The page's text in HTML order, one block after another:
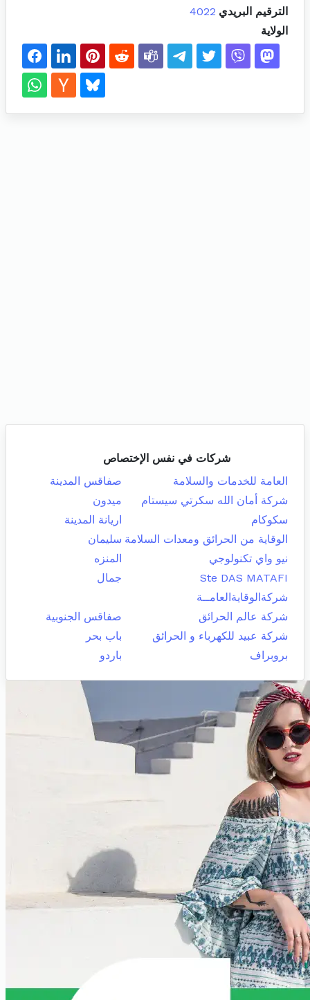
الترقيم البريدي 4022
الولاية
شركات في نفس الإختصاص
العامة للخدمات والسلامة
صفاقس المدينة
شركة أمان الله سكرتي سيستام
ميدون
سكوكام
اريانة المدينة
الوقاية من الحرائق ومعدات السلامة سليمان
نيو واي تكنولوجي
المنزه
Ste DAS MATAFI
جمال
شركةالوقايةالعامــة
شركة عالم الحرائق
صفاقس الجنوبية
شركة عبيد للكهرباء و الحرائق
باب بحر
بروبراف
باردو